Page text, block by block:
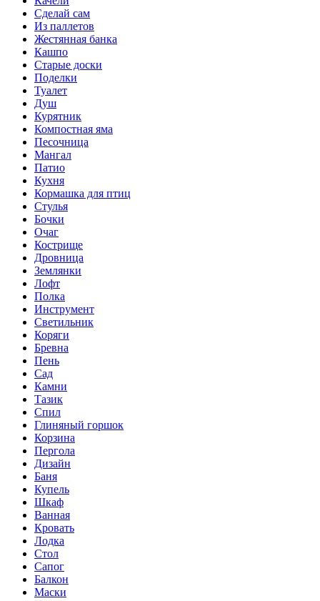
Сделай сам
Из паллетов
Жестянная банка
Кашпо
Старые доски
Поделки
Туалет
Душ
Курятник
Компостная яма
Песочница
Мангал
Патио
Кухня
Кормашка для птиц
Стулья
Бочки
Очаг
Кострище
Дровница
Землянки
Лофт
Полка
Инструмент
Светильник
Коряги
Бревна
Пень
Сад
Камни
Тазик
Спил
Глиняный горшок
Корзина
Пергола
Дизайн
Баня
Купель
Шкаф
Ванная
Кровать
Лодка
Стол
Сапог
Балкон
Маски